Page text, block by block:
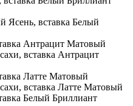
Ясень, вставка Белый
вставка Антрацит
вставка Латте Матовый